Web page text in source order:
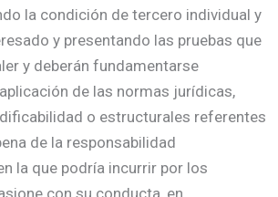
la condición de tercero individual y
y presentando las pruebas que
y deberán fundamentarse
de las normas jurídicas,
o estructurales referentes
de la responsabilidad
la que podría incurrir por los